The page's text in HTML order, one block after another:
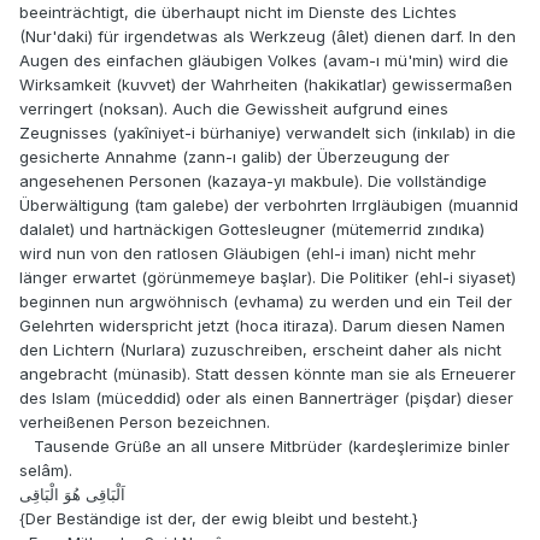
beeinträchtigt, die überhaupt nicht im Dienste des Lichtes
(Nur'daki) für irgendetwas als Werkzeug (âlet) dienen darf. In den
Augen des einfachen gläubigen Volkes (avam-ı mü'min) wird die
Wirksamkeit (kuvvet) der Wahrheiten (hakikatlar) gewissermaßen
verringert (noksan). Auch die Gewissheit aufgrund eines
Zeugnisses (yakîniyet-i bürhaniye) verwandelt sich (inkılab) in die
gesicherte Annahme (zann-ı galib) der Überzeugung der
angesehenen Personen (kazaya-yı makbule). Die vollständige
Überwältigung (tam galebe) der verbohrten Irrgläubigen (muannid
dalalet) und hartnäckigen Gottesleugner (mütemerrid zındıka)
wird nun von den ratlosen Gläubigen (ehl-i iman) nicht mehr
länger erwartet (görünmemeye başlar). Die Politiker (ehl-i siyaset)
beginnen nun argwöhnisch (evhama) zu werden und ein Teil der
Gelehrten widerspricht jetzt (hoca itiraza). Darum diesen Namen
den Lichtern (Nurlara) zuzuschreiben, erscheint daher als nicht
angebracht (münasib). Statt dessen könnte man sie als Erneuerer
des Islam (müceddid) oder als einen Bannerträger (pişdar) dieser
verheißenen Person bezeichnen.
Tausende Grüße an all unsere Mitbrüder (kardeşlerimize binler
selâm).
اَلْبَاقِى هُوَ الْبَاقِى
{Der Beständige ist der, der ewig bleibt und besteht.}